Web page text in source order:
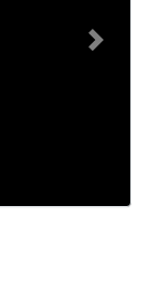
Next